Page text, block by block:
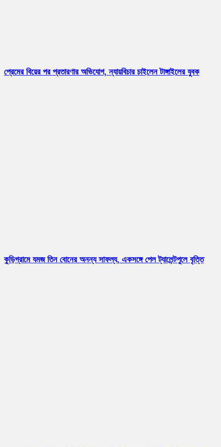
প্রেমের বিয়ের পর প্রতারণার অভিযোগ, ন্যায়বিচার চাইলেন টাঙ্গাইলের যুবক
কুড়িগ্রামে যমজ তিন বোনের অনন্য সাফল্য, একসঙ্গে পেল ট্যালেন্টপুলে বৃত্তি